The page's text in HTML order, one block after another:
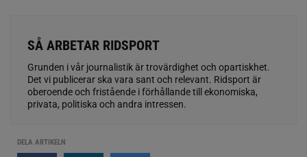
SÅ ARBETAR RIDSPORT
Grunden i vår journalistik är trovärdighet och opartiskhet.
Det vi publicerar ska vara sant och relevant. Ridsport är
oberoende och fristående i förhållande till ekonomiska,
privata, politiska och andra intressen.
DELA ARTIKELN